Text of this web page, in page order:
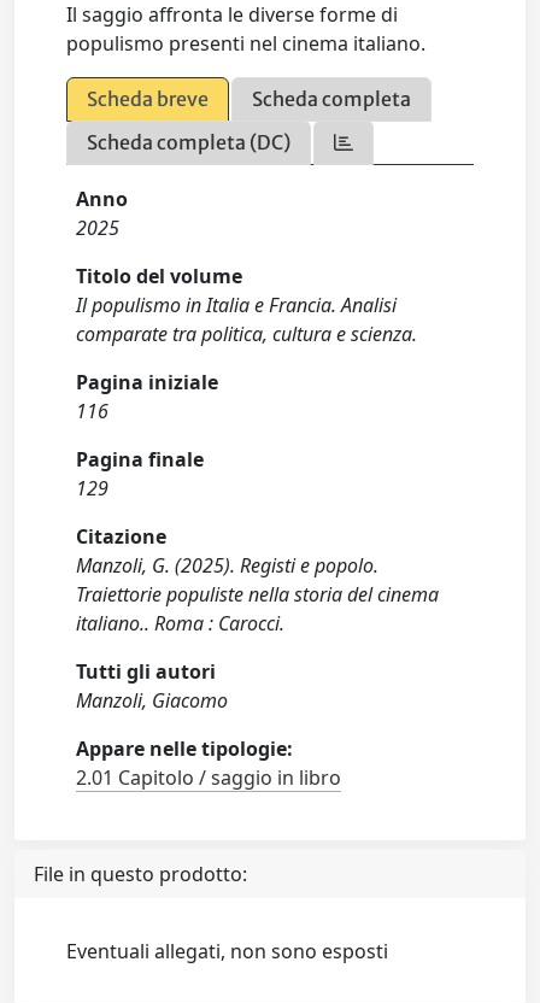
Il saggio affronta le diverse forme di
populismo presenti nel cinema italiano.
Scheda breve
Scheda completa
Scheda completa (DC)
Anno
2025
Titolo del volume
Il populismo in Italia e Francia. Analisi
comparate tra politica, cultura e scienza.
Pagina iniziale
116
Pagina finale
129
Citazione
Manzoli, G. (2025). Registi e popolo.
Traiettorie populiste nella storia del cinema
italiano.. Roma : Carocci.
Tutti gli autori
Manzoli, Giacomo
Appare nelle tipologie:
2.01 Capitolo / saggio in libro
File in questo prodotto:
Eventuali allegati, non sono esposti